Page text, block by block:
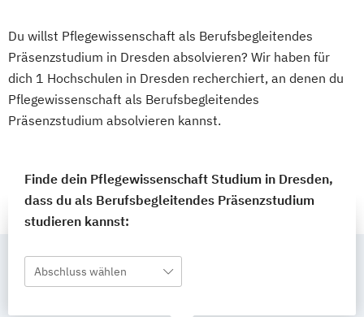
Du willst Pflegewissenschaft als Berufsbegleitendes
Präsenzstudium in Dresden absolvieren? Wir haben für
dich 1 Hochschulen in Dresden recherchiert, an denen du
Pflegewissenschaft als Berufsbegleitendes
Präsenzstudium absolvieren kannst.
Finde dein Pflegewissenschaft Studium in Dresden,
dass du als Berufsbegleitendes Präsenzstudium
studieren kannst:
Abschluss wählen